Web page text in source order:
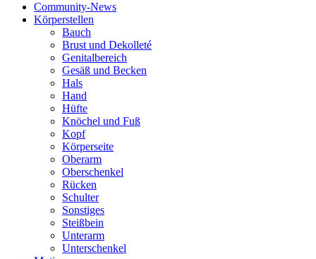
Community-News
Körperstellen
Bauch
Brust und Dekolleté
Genitalbereich
Gesäß und Becken
Hals
Hand
Hüfte
Knöchel und Fuß
Kopf
Körperseite
Oberarm
Oberschenkel
Rücken
Schulter
Sonstiges
Steißbein
Unterarm
Unterschenkel